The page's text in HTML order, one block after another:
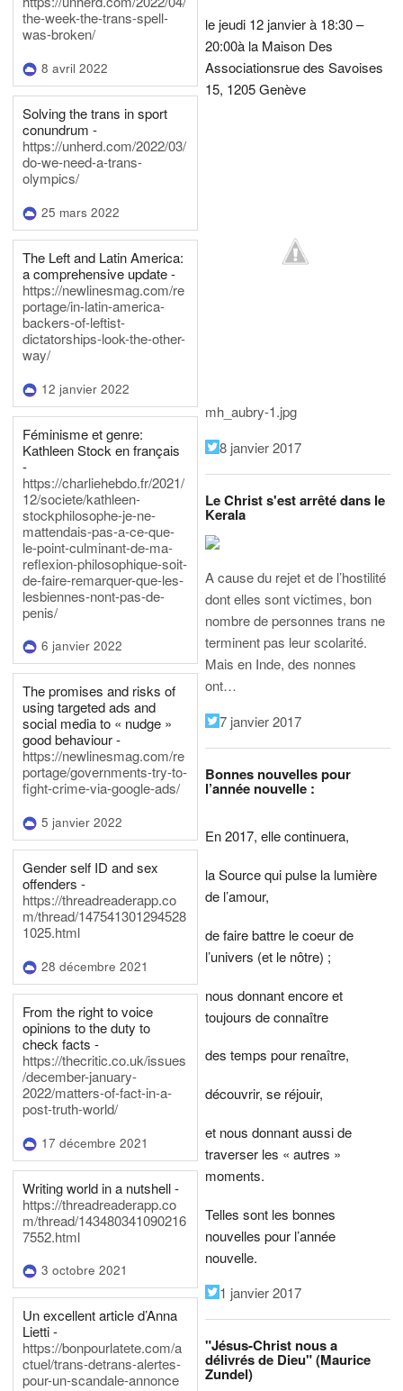
the-week-the-trans-spell-
was-broken/
8 avril 2022
Solving the trans in sport
conundrum -
https://unherd.com/2022/03/
do-we-need-a-trans-
olympics/
25 mars 2022
The Left and Latin America:
a comprehensive update -
https://newlinesmag.com/re
portage/in-latin-america-
backers-of-leftist-
dictatorships-look-the-other-
way/
12 janvier 2022
Féminisme et genre:
Kathleen Stock en français
-
https://charliehebdo.fr/2021/
12/societe/kathleen-
stockphilosophe-je-ne-
mattendais-pas-a-ce-que-
le-point-culminant-de-ma-
reflexion-philosophique-soit-
de-faire-remarquer-que-les-
lesbiennes-nont-pas-de-
penis/
6 janvier 2022
The promises and risks of
using targeted ads and
social media to « nudge »
good behaviour -
https://newlinesmag.com/re
portage/governments-try-to-
fight-crime-via-google-ads/
5 janvier 2022
Gender self ID and sex
offenders -
https://threadreaderapp.co
m/thread/147541301294528
1025.html
28 décembre 2021
From the right to voice
opinions to the duty to
check facts -
https://thecritic.co.uk/issues
/december-january-
2022/matters-of-fact-in-a-
post-truth-world/
17 décembre 2021
Writing world in a nutshell -
https://threadreaderapp.co
m/thread/143480341090216
7552.html
3 octobre 2021
Un excellent article d’Anna
Lietti -
https://bonpourlatete.com/a
ctuel/trans-detrans-alertes-
pour-un-scandale-annonce
le jeudi 12 janvier à 18:30 –
20:00à la Maison Des
Associationsrue des Savoises
15, 1205 Genève
mh_aubry-1.jpg
8 janvier 2017
Le Christ s'est arrêté dans le
Kerala
A cause du rejet et de l’hostilité
dont elles sont victimes, bon
nombre de personnes trans ne
terminent pas leur scolarité.
Mais en Inde, des nonnes
ont…
7 janvier 2017
Bonnes nouvelles pour
l’année nouvelle :
En 2017, elle continuera,
la Source qui pulse la lumière
de l’amour,
de faire battre le coeur de
l’univers (et le nôtre) ;
nous donnant encore et
toujours de connaître
des temps pour renaître,
découvrir, se réjouir,
et nous donnant aussi de
traverser les « autres »
moments.
Telles sont les bonnes
nouvelles pour l’année
nouvelle.
1 janvier 2017
"Jésus-Christ nous a
délivrés de Dieu" (Maurice
Zundel)